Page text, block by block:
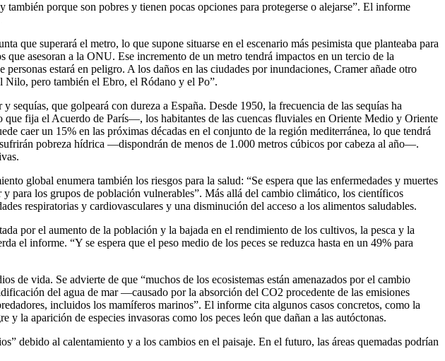
porque son pobres y tienen pocas opciones para protegerse o alejarse”. El informe
que superará el metro, lo que supone situarse en el escenario más pesimista que planteaba para
asesoran a la ONU. Ese incremento de un metro tendrá impactos en un tercio de la
estará en peligro. A los daños en las ciudades por inundaciones, Cramer añade otro
Nilo, pero también el Ebro, el Ródano y el Po”.
que golpeará con dureza a España. Desde 1950, la frecuencia de las sequías ha
fija el Acuerdo de París—, los habitantes de las cuencas fluviales en Oriente Medio y Oriente
caer un 15% en las próximas décadas en el conjunto de la región mediterránea, lo que tendrá
pobreza hídrica —dispondrán de menos de 1.000 metros cúbicos por cabeza al año—.
global enumera también los riesgos para la salud: “Se espera que las enfermedades y muertes
para los grupos de población vulnerables”. Más allá del cambio climático, los científicos
respiratorias y cardiovasculares y una disminución del acceso a los alimentos saludables.
por el aumento de la población y la bajada en el rendimiento de los cultivos, la pesca y la
el informe. “Y se espera que el peso medio de los peces se reduzca hasta en un 49% para
de vida. Se advierte de que “muchos de los ecosistemas están amenazados por el cambio
del agua de mar —causado por la absorción del CO2 procedente de las emisiones
incluidos los mamíferos marinos”. El informe cita algunos casos concretos, como la
la aparición de especies invasoras como los peces león que dañan a las autóctonas.
debido al calentamiento y a los cambios en el paisaje. En el futuro, las áreas quemadas podrían